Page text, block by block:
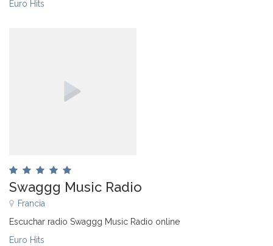
Euro Hits
Swaggg Music Radio
Francia
Escuchar radio Swaggg Music Radio online
Euro Hits